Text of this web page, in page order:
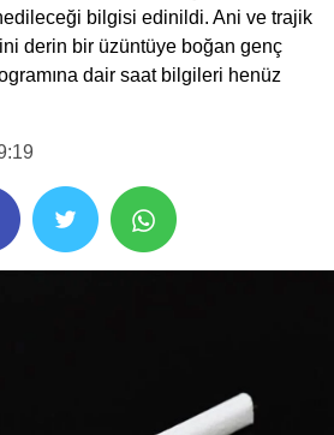
bilgisi edinildi. Ani ve trajik
derin bir üzüntüye boğan genç
dair saat bilgileri henüz